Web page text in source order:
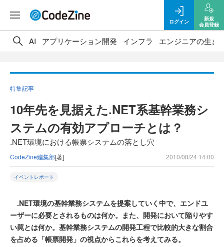
ログイン
新規
会員登録
AI アプリケーション開発 インフラ エンジニアの生き
特集記事
10年先を見据えた.NET系基幹業務シ
ステムの有効アプローチとは？
.NET環境における帳票システムの落とし穴
CodeZine編集部[著] 2010/08/24 14:00
イベントレポート
.NET環境の基幹業務システムを提案していく中で、エンドユ
ーザーに必要とされるものは何か。また、開発において陥りやす
い罠とは何か。基幹業務システムの開発工程で比較的大きな割合
を占める「帳票開発」の視点からこれらを考えてみる。